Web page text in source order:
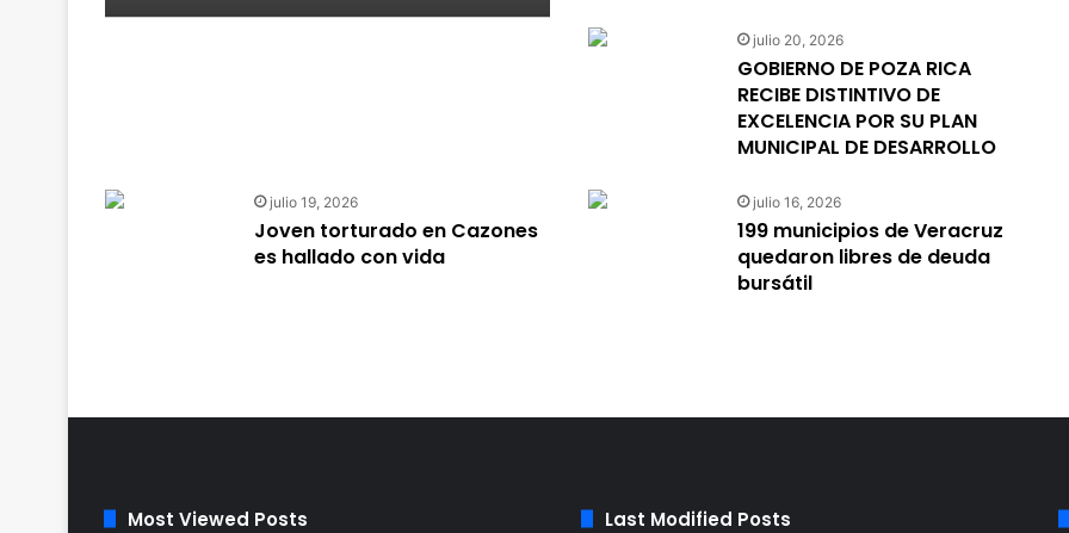
julio 20, 2026
GOBIERNO DE POZA RICA
RECIBE DISTINTIVO DE
EXCELENCIA POR SU PLAN
MUNICIPAL DE DESARROLLO
julio 19, 2026
Joven torturado en Cazones
es hallado con vida
julio 16, 2026
199 municipios de Veracruz
quedaron libres de deuda
bursátil
Most Viewed Posts Last Modified Posts